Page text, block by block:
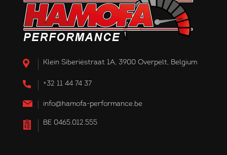
Klein Siberiëstraat 1A, 3900 Overpelt, Belgium
+32 11 44 74 37
info@hamofa-performance.be
BE 0465.012.555